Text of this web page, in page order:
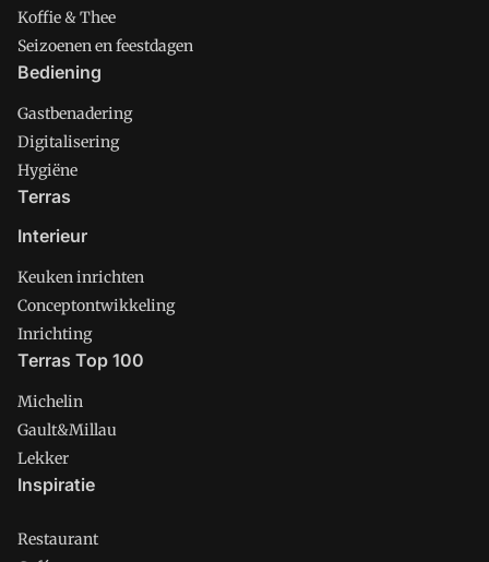
Koffie & Thee
Seizoenen en feestdagen
Bediening
Gastbenadering
Digitalisering
Hygiëne
Terras
Interieur
Keuken inrichten
Conceptontwikkeling
Inrichting
Terras Top 100
Michelin
Gault&Millau
Lekker
Inspiratie
Restaurant